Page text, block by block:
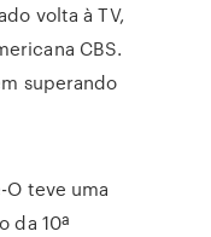
volta à TV,
CBS.
superando
O teve uma
da 10ª